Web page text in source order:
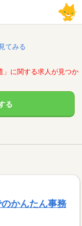
てみる
に関する求人が見つか
る
かんたん事務